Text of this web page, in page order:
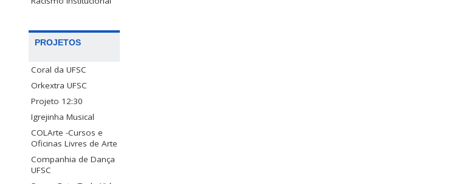
PROJETOS
Coral da UFSC
Orkextra UFSC
Projeto 12:30
Igrejinha Musical
COLArte -Cursos e
Oficinas Livres de Arte
Companhia de Dança
UFSC